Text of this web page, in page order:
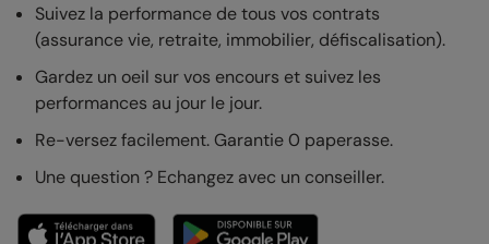
Suivez la performance de tous vos contrats
(assurance vie, retraite, immobilier, défiscalisation).
Gardez un oeil sur vos encours et suivez les
performances au jour le jour.
Re-versez facilement. Garantie 0 paperasse.
Une question ? Echangez avec un conseiller.